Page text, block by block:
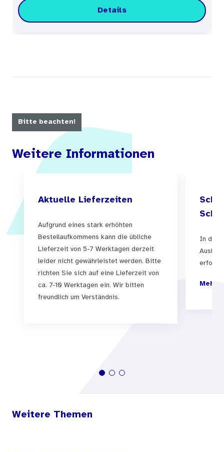
Details
Bitte beachten!
Weitere Informationen
Aktuelle Lieferzeiten
Aufgrund eines stark erhöhten
Bestellaufkommens kann die übliche
Lieferzeit von 5-7 Werktagen derzeit
leider nicht gewährleistet werden. Bitte
richten Sie sich auf eine Lieferzeit von
ca. 7-10 Werktagen ein. Wir bitten
freundlich um Verständnis.
In der
Mehr
Weitere Themen